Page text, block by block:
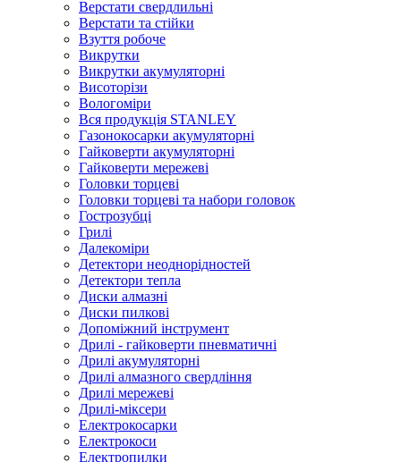
Верстати свердлильні
Верстати та стійки
Взуття робоче
Викрутки
Викрутки акумуляторні
Висоторізи
Вологоміри
Вся продукція STANLEY
Газонокосарки акумуляторні
Гайковерти акумуляторні
Гайковерти мережеві
Головки торцеві
Головки торцеві та набори головок
Гострозубці
Грилі
Далекоміри
Детектори неоднорідностей
Детектори тепла
Диски алмазні
Диски пилкові
Допоміжний інструмент
Дрилі - гайковерти пневматичні
Дрилі акумуляторні
Дрилі алмазного свердління
Дрилі мережеві
Дрилі-міксери
Електрокосарки
Електрокоси
Електропилки